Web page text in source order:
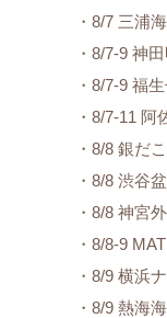
・8/7 三浦
・8/7-9 神
・8/7-9 福
・8/7-11 阿
・8/8 銀だ
・8/8 渋谷
・8/8 神宮
・8/8-9
・8/9 横浜
・8/9 熱海